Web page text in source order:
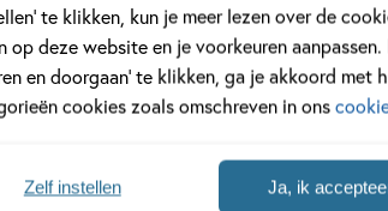
te klikken, kun je meer lezen over de
op deze website en je voorkeuren
en doorgaan’ te klikken, ga je akkoord met
cookies zoals omschreven in ons
Ja, ik
Zelf instellen
op 14 juni is het precies acht jaar
graphicnovel-series voor kinderen in